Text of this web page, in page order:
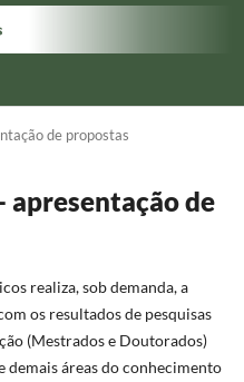
de propostas
apresentação de
realiza, sob demanda, a
os resultados de pesquisas
(Mestrados e Doutorados)
demais áreas do conhecimento